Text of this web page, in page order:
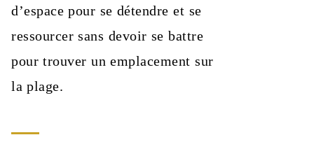
d’espace pour se détendre et se
ressourcer sans devoir se battre
pour trouver un emplacement sur
la plage.